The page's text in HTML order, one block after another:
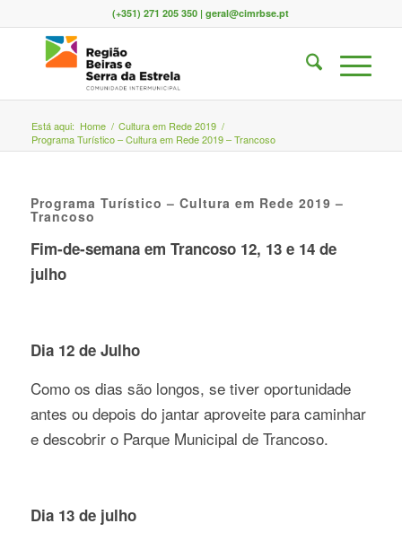
(+351) 271 205 350 | geral@cimrbse.pt
Está aqui: Home / Cultura em Rede 2019 /
Programa Turístico – Cultura em Rede 2019 – Trancoso
Programa Turístico – Cultura em Rede 2019 –
Trancoso
Fim-de-semana em Trancoso 12, 13 e 14 de
julho
Dia 12 de Julho
Como os dias são longos, se tiver oportunidade
antes ou depois do jantar aproveite para caminhar
e descobrir o Parque Municipal de Trancoso.
Dia 13 de julho